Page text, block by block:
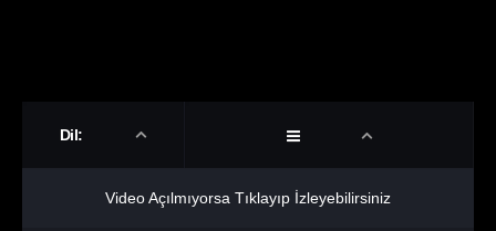
Dil:
Video Açılmıyorsa Tıklayıp İzleyebilirsiniz